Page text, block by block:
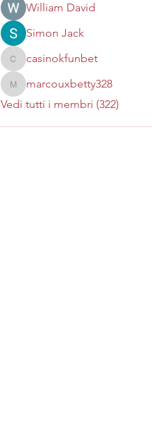
William David
Simon Jack
casinokfunbet
casinokfunbet
marcouxbetty328
marcouxbetty328
Vedi tutti i membri (322)